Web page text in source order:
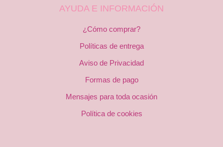
AYUDA E INFORMACIÓN
¿Cómo comprar?
Políticas de entrega
Aviso de Privacidad
Formas de pago
Mensajes para toda ocasión
Política de cookies